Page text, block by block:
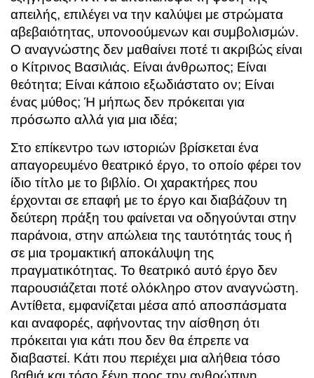
απειλής, επιλέγει να την καλύψει με στρώματα
αβεβαιότητας, υπονοούμενων και συμβολισμών.
Ο αναγνώστης δεν μαθαίνει ποτέ τι ακριβώς είναι
ο Κίτρινος Βασιλιάς. Είναι άνθρωπος; Είναι
θεότητα; Είναι κάποιο εξωδιάστατο ον; Είναι
ένας μύθος; Ή μήπως δεν πρόκειται για
πρόσωπο αλλά για μια ιδέα;
Στο επίκεντρο των ιστοριών βρίσκεται ένα
απαγορευμένο θεατρικό έργο, το οποίο φέρει τον
ίδιο τίτλο με το βιβλίο. Οι χαρακτήρες που
έρχονται σε επαφή με το έργο και διαβάζουν τη
δεύτερη πράξη του φαίνεται να οδηγούνται στην
παράνοια, στην απώλεια της ταυτότητάς τους ή
σε μια τρομακτική αποκάλυψη της
πραγματικότητας. Το θεατρικό αυτό έργο δεν
παρουσιάζεται ποτέ ολόκληρο στον αναγνώστη.
Αντίθετα, εμφανίζεται μέσα από αποσπάσματα
και αναφορές, αφήνοντας την αίσθηση ότι
πρόκειται για κάτι που δεν θα έπρεπε να
διαβαστεί. Κάτι που περιέχει μια αλήθεια τόσο